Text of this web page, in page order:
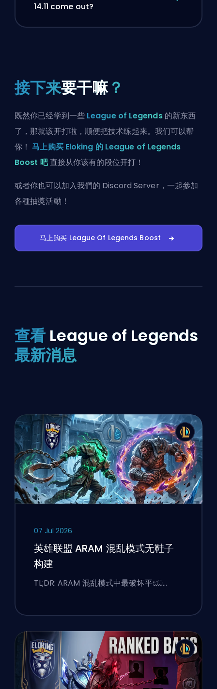
14.11 come out?
接下来要干嘛？
既然你已经学到一些 League of Legends的新东西
了，那就该开打啦，顺便把技术练起来。我们可以帮
你！马上购买 Eloking 的 League of Legends
Boost 吧直接从你该有的段位开打！
或者你也可以加入我們的 Discord Server ，一起參加
各種抽獎活動！
马上购买 League Of Legends Boost
查看 League of Legends
最新消息
07 Jul 2026
英雄联盟 ARAM 混乱模式无鞋子
构建
TL;DR: ARAM 混乱模式中最破坏平ඣ…